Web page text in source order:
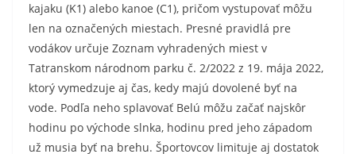
kajaku (K1) alebo kanoe (C1), pričom vystupovať môžu
len na označených miestach. Presné pravidlá pre
vodákov určuje Zoznam vyhradených miest v
Tatranskom národnom parku č. 2/2022 z 19. mája 2022,
ktorý vymedzuje aj čas, kedy majú dovolené byť na
vode. Podľa neho splavovať Belú môžu začať najskôr
hodinu po východe slnka, hodinu pred jeho západom
už musia byť na brehu. Športovcov limituje aj dostatok